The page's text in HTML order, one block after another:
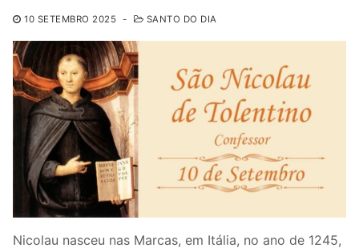
Loja
Blog
Santo do Dia
Quem somos nós
10 SETEMBRO 2025 - SANTO DO DIA
Nicolau nasceu nas Marcas, em Itália, no ano de 1245,